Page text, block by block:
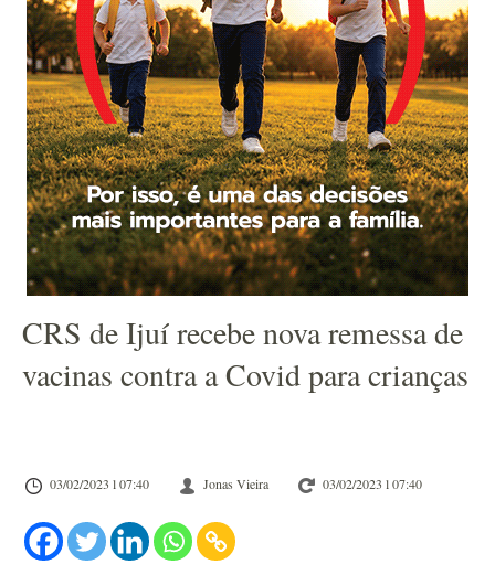
CRS de Ijuí recebe nova remessa de
vacinas contra a Covid para crianças
03/02/2023 l 07:40 Jonas Vieira 03/02/2023 l 07:40